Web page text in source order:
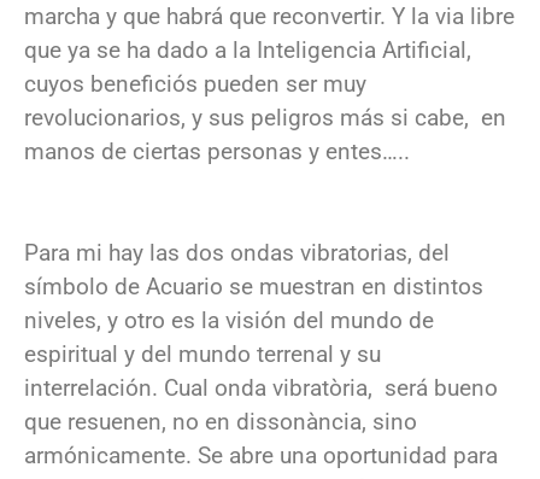
marcha y que habrá que reconvertir. Y la via libre
que ya se ha dado a la Inteligencia Artificial,
cuyos beneficiós pueden ser muy
revolucionarios, y sus peligros más si cabe, en
manos de ciertas personas y entes…..
Para mi hay las dos ondas vibratorias, del
símbolo de Acuario se muestran en distintos
niveles, y otro es la visión del mundo de
espiritual y del mundo terrenal y su
interrelación. Cual onda vibratòria, será bueno
que resuenen, no en dissonància, sino
armónicamente. Se abre una oportunidad para